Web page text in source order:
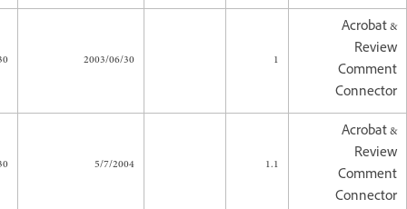
Acrobat &
Review
Comment
Connector
1
2003/06/30
Acrobat &
Review
Comment
Connector
1.1
5/7/2004